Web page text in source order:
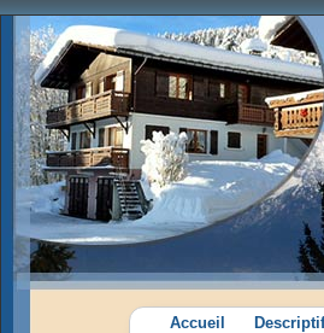
Accueil